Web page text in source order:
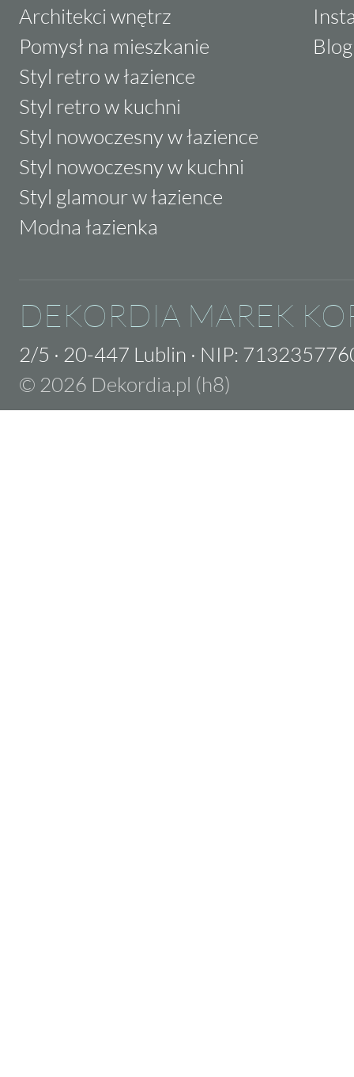
Architekci wnętrz
Pomysł na mieszkanie
Styl retro w łazience
Styl retro w kuchni
Styl nowoczesny w łazience
Styl nowoczesny w kuchni
Styl glamour w łazience
Modna łazienka
Blog
DEKORDIA MAREK
2/5 · 20-447 Lublin · NIP:
© 2026 Dekordia.pl (h8)